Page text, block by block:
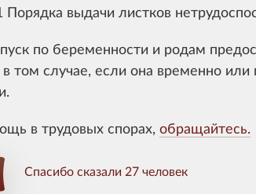
Порядка выдачи листков
по беременности и родам
том случае, если она временно или
в трудовых спорах, обращайтесь.
Спасибо сказали 27 человек